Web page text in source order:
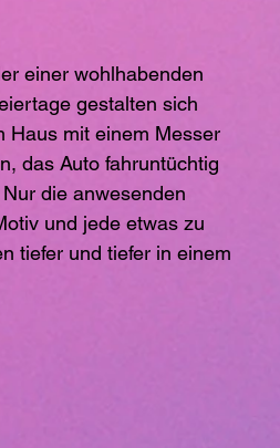
einer wohlhabenden
gestalten sich
Haus mit einem Messer
das Auto fahruntüchtig
die anwesenden
und jede etwas zu
tiefer und tiefer in einem